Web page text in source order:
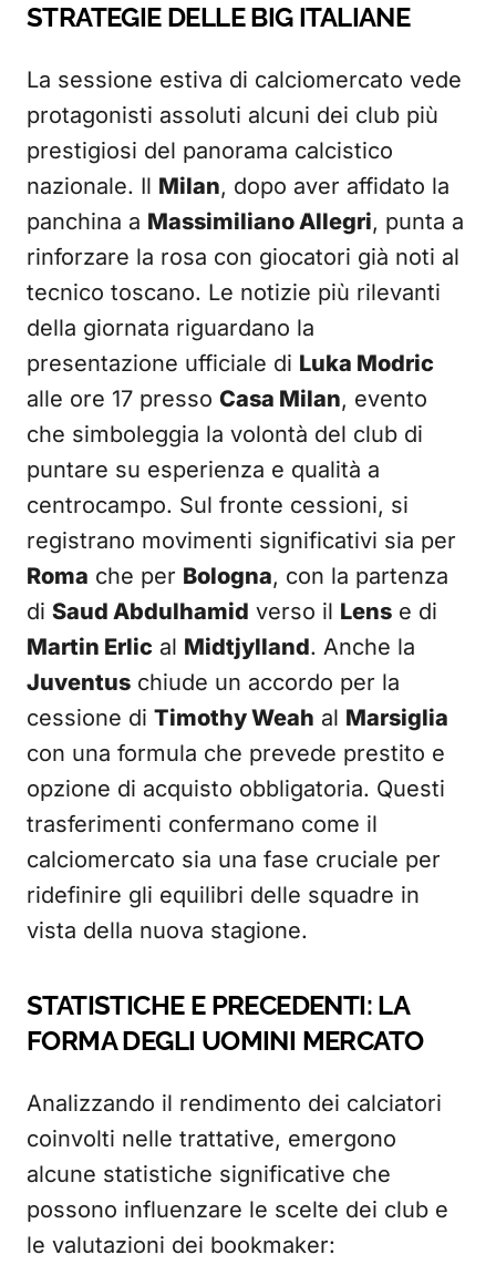
STRATEGIE DELLE BIG ITALIANE
La sessione estiva di calciomercato vede
protagonisti assoluti alcuni dei club più
prestigiosi del panorama calcistico
nazionale. Il Milan, dopo aver affidato la
panchina a Massimiliano Allegri, punta a
rinforzare la rosa con giocatori già noti al
tecnico toscano. Le notizie più rilevanti
della giornata riguardano la
presentazione ufficiale di Luka Modric
alle ore 17 presso Casa Milan, evento
che simboleggia la volontà del club di
puntare su esperienza e qualità a
centrocampo. Sul fronte cessioni, si
registrano movimenti significativi sia per
Roma che per Bologna, con la partenza
di Saud Abdulhamid verso il Lens e di
Martin Erlic al Midtjylland. Anche la
Juventus chiude un accordo per la
cessione di Timothy Weah al Marsiglia
con una formula che prevede prestito e
opzione di acquisto obbligatoria. Questi
trasferimenti confermano come il
calciomercato sia una fase cruciale per
ridefinire gli equilibri delle squadre in
vista della nuova stagione.
STATISTICHE E PRECEDENTI: LA
FORMA DEGLI UOMINI MERCATO
Analizzando il rendimento dei calciatori
coinvolti nelle trattative, emergono
alcune statistiche significative che
possono influenzare le scelte dei club e
le valutazioni dei bookmaker: